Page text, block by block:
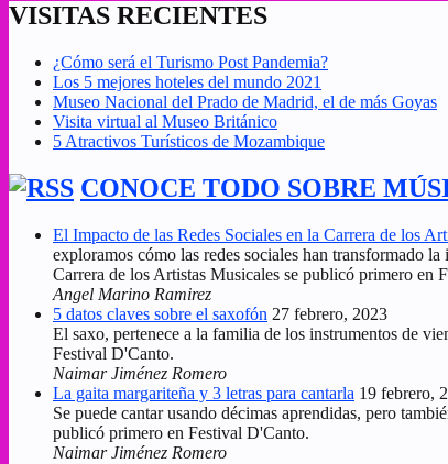
VISITAS RECIENTES
¿Cómo será el Turismo Post Pandemia?
Los 5 mejores hoteles del mundo 2021
Museo Nacional del Prado de Madrid, el de más Goyas
Visita virtual al Museo Británico
5 Atractivos Turísticos de Mozambique
CONOCE TODO SOBRE
El Impacto de las Redes Sociales en la Carrera de los
exploramos cómo las redes sociales han transformado
Carrera de los Artistas Musicales se publicó primero en
Angel Marino Ramirez
5 datos claves sobre el saxofón 27 febrero, 2023
El saxo, pertenece a la familia de los instrumentos de
Festival D'Canto.
Naimar Jiménez Romero
La gaita margariteña y 3 letras para cantarla 19 febrero,
Se puede cantar usando décimas aprendidas, pero
publicó primero en Festival D'Canto.
Naimar Jiménez Romero